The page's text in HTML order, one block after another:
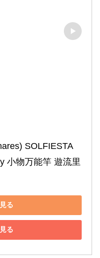
SOLFIESTA
小物万能竿 遊流里
る
る